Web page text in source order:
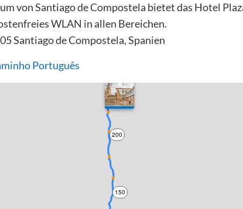
von Santiago de Compostela bietet das Hotel
WLAN in allen Bereichen.
Santiago de Compostela, Spanien
Português
150
200